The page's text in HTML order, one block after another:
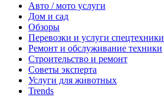
Авто / мото услуги
Дом и сад
Обзоры
Перевозки и услуги спецтехники
Ремонт и обслуживание техники
Строительство и ремонт
Советы эксперта
Услуги для животных
Trends